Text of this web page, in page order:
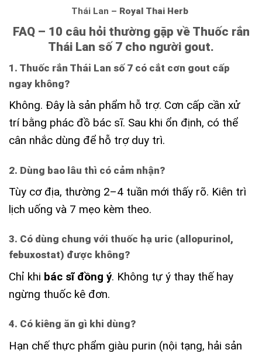
Thái Lan – Royal Thai Herb
FAQ – 10 câu hỏi thường gặp về Thuốc rắn
Thái Lan số 7 cho người gout.
1. Thuốc rắn Thái Lan số 7 có cắt cơn gout cấp
ngay không?
Không. Đây là sản phẩm hỗ trợ. Cơn cấp cần xử
trí bằng phác đồ bác sĩ. Sau khi ổn định, có thể
cân nhắc dùng để hỗ trợ duy trì.
2. Dùng bao lâu thì có cảm nhận?
Tùy cơ địa, thường 2–4 tuần mới thấy rõ. Kiên trì
lịch uống và 7 mẹo kèm theo.
3. Có dùng chung với thuốc hạ uric (allopurinol,
febuxostat) được không?
Chỉ khi bác sĩ đồng ý. Không tự ý thay thế hay
ngừng thuốc kê đơn.
4. Có kiêng ăn gì khi dùng?
Hạn chế thực phẩm giàu purin (nội tạng, hải sản